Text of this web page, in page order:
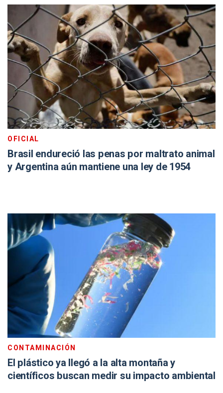
OFICIAL
Brasil endureció las penas por maltrato animal
y Argentina aún mantiene una ley de 1954
CONTAMINACIÓN
El plástico ya llegó a la alta montaña y
científicos buscan medir su impacto ambiental